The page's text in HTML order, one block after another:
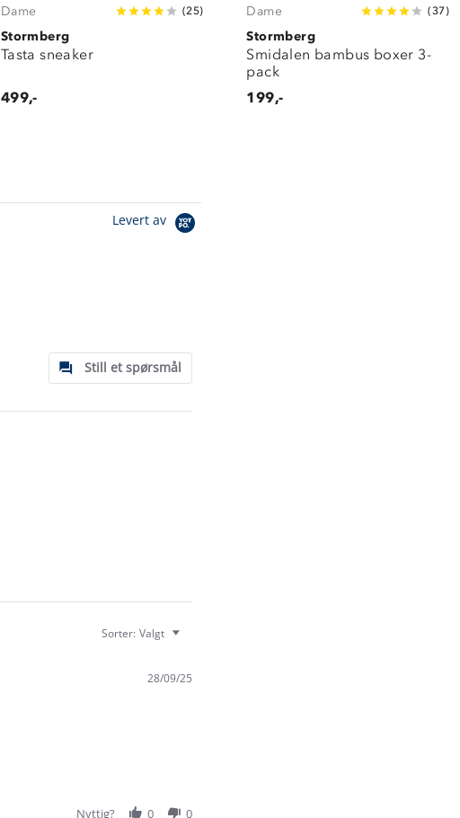
Dame (25)
Stormberg
Tasta sneaker
499,-
Dame (37)
Stormberg
Smidalen bambus boxer 3-
pack
199,-
Levert av
Still et spørsmål
Sorter: Valgt
28/09/25
Nyttig? 0 0